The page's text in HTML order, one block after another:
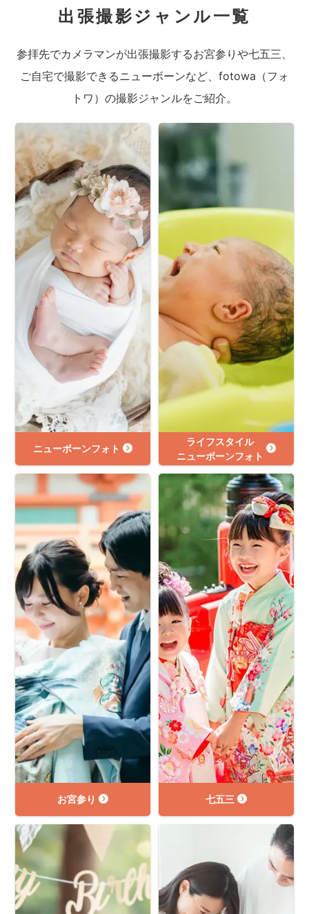
出張撮影ジャンル一覧
参拝先でカメラマンが出張撮影するお宮参りや七五三、
ご自宅で撮影できるニューボーンなど、fotowa（フォ
トワ）の撮影ジャンルをご紹介。
ニューボーンフォト
ライフスタイル
ニューボーンフォト
お宮参り 七五三